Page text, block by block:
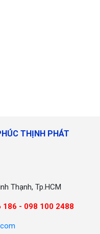
THỊNH PHÁT
Thạnh, Tp.HCM
186 - 098 100 2488